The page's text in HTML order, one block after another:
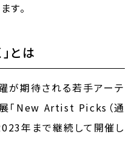
す。
とは
が期待される若手アーテ
「New Artist Picks（通
年まで継続して開催し